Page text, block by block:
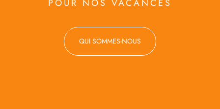
POUR NOS VACANCES
QUI SOMMES-NOUS